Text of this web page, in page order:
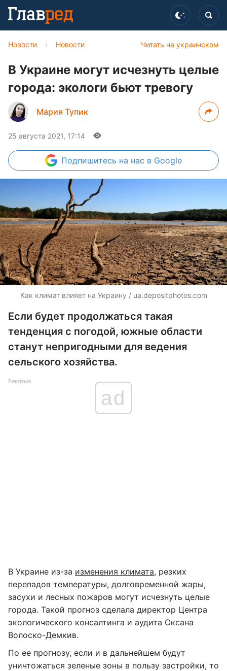
Читать на украинском
Новости › Новости
В Украине могут исчезнуть целые
города: экологи бьют тревогу
Мария Тупик
25 августа 2021, 17:14
Подпишитесь на нас в Google
Как климат влияет на Украину / ua.depositphotos.com
Если будет продолжаться такая
тенденция с погодой, южные области
станут непригодными для ведения
сельского хозяйства.
Реклама
ad
В Украине из-за изменения климата, резких
перепадов температуры, долговременной жары,
засухи и лесных пожаров могут исчезнуть целые
города. Такой прогноз сделала директор Центра
экологического консалтинга и аудита Оксана
Волоско-Демкив.
По ее прогнозу, если и в дальнейшем будут
уничтожаться зеленые зоны в пользу застройки, то